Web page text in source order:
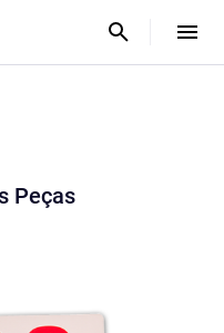
Peças